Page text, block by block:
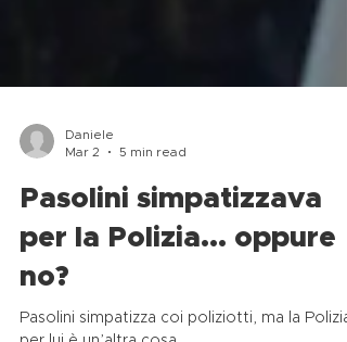
Daniele
5 min read
Pasolini simpatizzava